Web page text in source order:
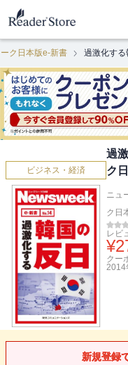
ク日本版e-新書 過激化す
ビジネス・経済
過
ク
ニュ
ク日
レビ
¥
クー
2014
新規登録